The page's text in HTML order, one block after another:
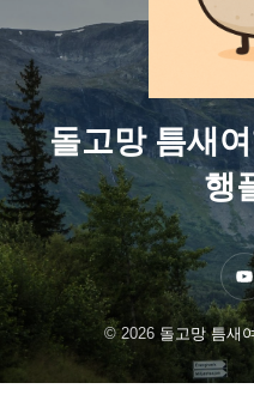
돌고망 틈새
행
o
u
© 2026 돌고망 틈새